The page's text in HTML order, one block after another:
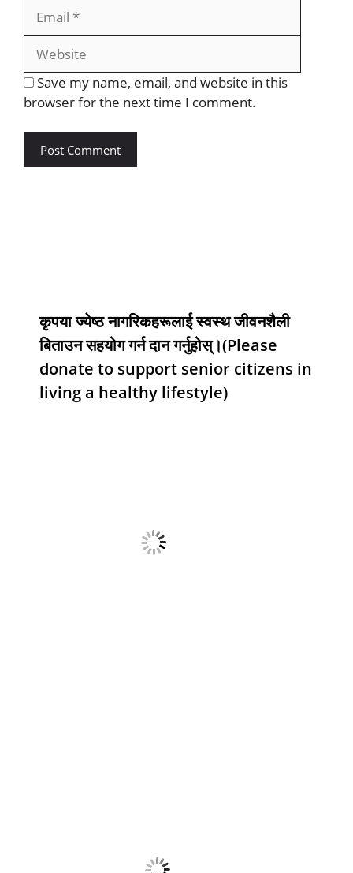
Save my name, email, and website in this
browser for the next time I comment.
कृपया ज्येष्ठ नागरिकहरूलाई स्वस्थ जीवनशैली
बिताउन सहयोग गर्न दान गर्नुहोस्।(Please
donate to support senior citizens in
living a healthy lifestyle)